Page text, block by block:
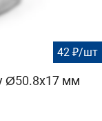
42 ₽/шт
Ø50.8х17 мм